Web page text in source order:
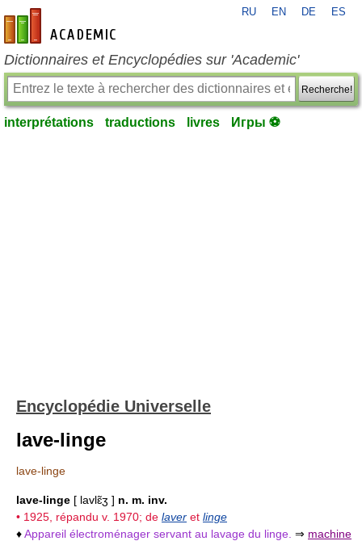
fr-academic.com
RU EN DE ES
Dictionnaires et Encyclopédies sur 'Academic'
Recherche!
interprétations traductions livres Игры ⚽
Encyclopédie Universelle
lave-linge
lave-linge
lave-linge [ lavlɛ̃ʒ ] n. m. inv.
• 1925, répandu v. 1970; de laver et linge
♦Appareil électroménager servant au lavage du linge. ⇒ machine